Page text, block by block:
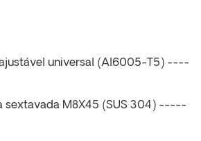
universal (Al6005-T5) ----
sextavada M8X45 (SUS 304) -----